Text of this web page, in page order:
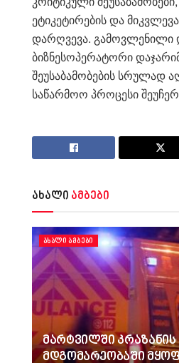
ეტიკეტირების და
დარღვევა. გამოვლენილი
ბიზნესოპერატორი
შეუსაბამობების სრულად
საწარმოო პროცესი
ახალი ამბები
ᲐᲮᲐᲚᲘ ᲐᲛᲑᲔᲑᲘ
მარტვილში კრაზანის
მდგომარეობაში